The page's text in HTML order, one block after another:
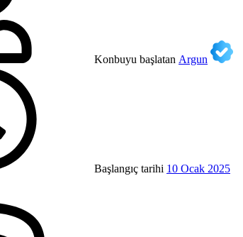
Konbuyu başlatan Argun
Başlangıç tarihi 10 Ocak 2025